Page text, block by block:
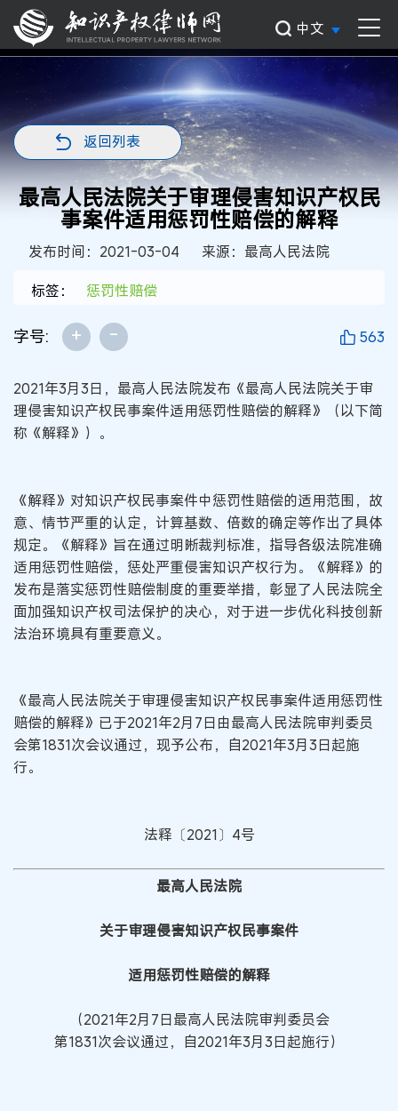
中文
返回列表
最高人民法院关于审理侵害知识产权民
事案件适用惩罚性赔偿的解释
发布时间：2021-03-04
来源：最高人民法院
标签：
惩罚性赔偿
字号: + - 563
2021年3月3日，最高人民法院发布《最高人民法院关于审
理侵害知识产权民事案件适用惩罚性赔偿的解释》（以下简
称《解释》）。
《解释》对知识产权民事案件中惩罚性赔偿的适用范围，故
意、情节严重的认定，计算基数、倍数的确定等作出了具体
规定。《解释》旨在通过明晰裁判标准，指导各级法院准确
适用惩罚性赔偿，惩处严重侵害知识产权行为。《解释》的
发布是落实惩罚性赔偿制度的重要举措，彰显了人民法院全
面加强知识产权司法保护的决心，对于进一步优化科技创新
法治环境具有重要意义。
《最高人民法院关于审理侵害知识产权民事案件适用惩罚性
赔偿的解释》已于2021年2月7日由最高人民法院审判委员
会第1831次会议通过，现予公布，自2021年3月3日起施
行。
法释〔2021〕4号
最高人民法院
关于审理侵害知识产权民事案件
适用惩罚性赔偿的解释
（2021年2月7日最高人民法院审判委员会
第1831次会议通过，自2021年3月3日起施行）